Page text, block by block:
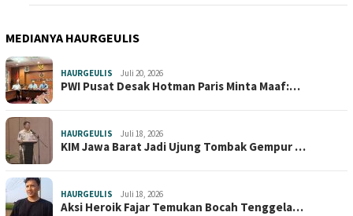
MEDIANYA HAURGEULIS
HAURGEULIS Juli 20, 2026
PWI Pusat Desak Hotman Paris Minta Maaf:…
HAURGEULIS Juli 18, 2026
KIM Jawa Barat Jadi Ujung Tombak Gempur …
HAURGEULIS Juli 18, 2026
Aksi Heroik Fajar Temukan Bocah Tenggela…